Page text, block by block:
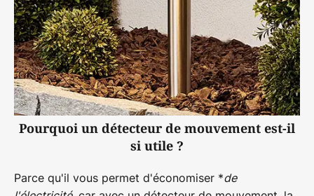
Pourquoi un détecteur de mouvement est-il
si utile ?
Parce qu'il vous permet d'économiser *de